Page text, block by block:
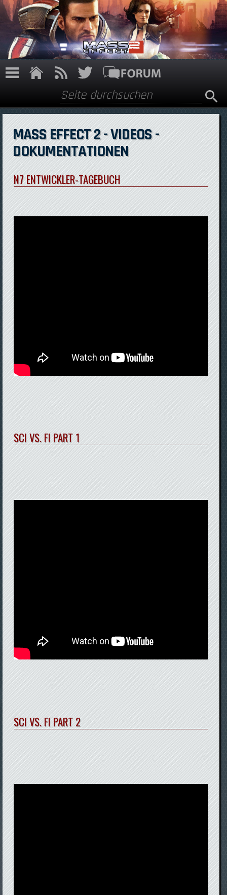
Direkt zum Inhalt
Suchformular
Suche
MASS EFFECT 2 - VIDEOS -
DOKUMENTATIONEN
N7 ENTWICKLER-TAGEBUCH
SCI VS. FI PART 1
SCI VS. FI PART 2